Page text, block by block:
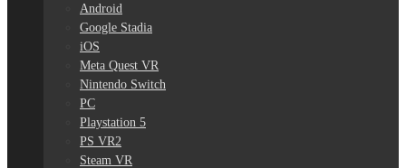
Android
Google Stadia
iOS
Meta Quest VR
Nintendo Switch
PC
Playstation 5
PS VR2
Steam VR